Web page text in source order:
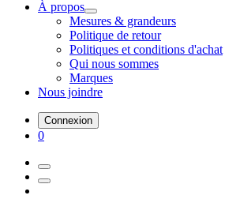
À propos
Mesures & grandeurs
Politique de retour
Politiques et conditions d'achat
Qui nous sommes
Marques
Nous joindre
Connexion
0